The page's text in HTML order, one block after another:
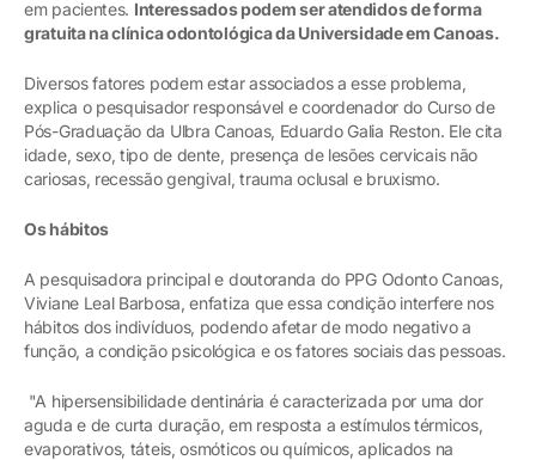
em pacientes. Interessados podem ser atendidos de forma
gratuita na clínica odontológica da Universidade em Canoas.
Diversos fatores podem estar associados a esse problema,
explica o pesquisador responsável e coordenador do Curso de
Pós-Graduação da Ulbra Canoas, Eduardo Galia Reston. Ele cita
idade, sexo, tipo de dente, presença de lesões cervicais não
cariosas, recessão gengival, trauma oclusal e bruxismo.
Os hábitos
A pesquisadora principal e doutoranda do PPG Odonto Canoas,
Viviane Leal Barbosa, enfatiza que essa condição interfere nos
hábitos dos indivíduos, podendo afetar de modo negativo a
função, a condição psicológica e os fatores sociais das pessoas.
"A hipersensibilidade dentinária é caracterizada por uma dor
aguda e de curta duração, em resposta a estímulos térmicos,
evaporativos, táteis, osmóticos ou químicos, aplicados na